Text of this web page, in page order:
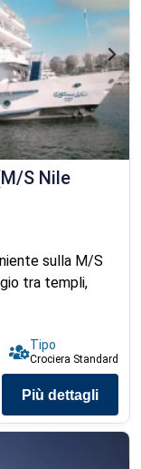
S Nile
sulla M/S
tra templi,
Tipo
Crociera Standard
Più dettagli